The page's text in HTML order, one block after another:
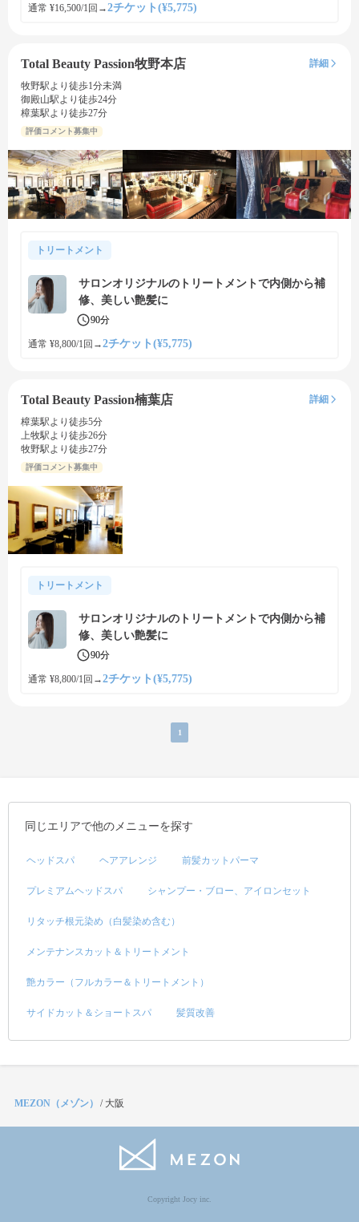
通常 ¥16,500/1回 →2チケット(¥5,775)
Total Beauty Passion牧野本店
詳細
牧野駅より徒歩1分未満
御殿山駅より徒歩24分
樟葉駅より徒歩27分
評価コメント募集中
トリートメント
サロンオリジナルのトリートメントで内側から補
修、美しい艶髪に
90分
通常 ¥8,800/1回 →2チケット(¥5,775)
Total Beauty Passion楠葉店
詳細
樟葉駅より徒歩5分
上牧駅より徒歩26分
牧野駅より徒歩27分
評価コメント募集中
トリートメント
サロンオリジナルのトリートメントで内側から補
修、美しい艶髪に
90分
通常 ¥8,800/1回 →2チケット(¥5,775)
1
同じエリアで他のメニューを探す
ヘッドスパ ヘアアレンジ 前髪カットパーマ
プレミアムヘッドスパ シャンプー・ブロー、アイロンセット
リタッチ根元染め（白髪染め含む）
メンテナンスカット＆トリートメント
艶カラー（フルカラー＆トリートメント）
サイドカット＆ショートスパ 髪質改善
MEZON（メゾン） / 大阪
Copyright Jocy inc.